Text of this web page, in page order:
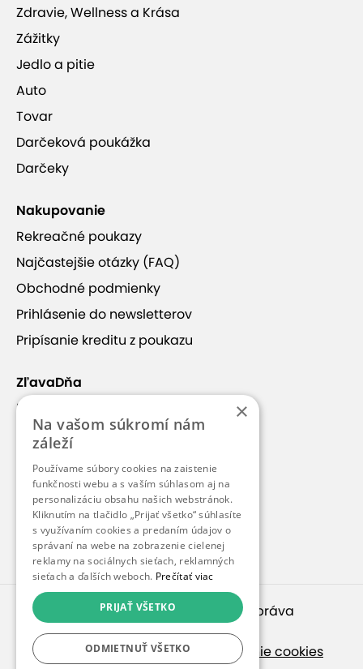
Zdravie, Wellness a Krása
Zážitky
Jedlo a pitie
Auto
Tovar
Darčeková poukážka
Darčeky
Nakupovanie
Rekreačné poukazy
Najčastejšie otázky (FAQ)
Obchodné podmienky
Prihlásenie do newsletterov
Pripísanie kreditu z poukazu
ZľavaDňa
Náš príbeh
Kontakt
Kariéra
Blog
Pre médiá
Pre partnerov
© 2010 – 2026inspirago s. r. o.
. Všetky práva
vyhradené.
Ochrana osobných údajov| Nastavenie cookies
×
Na vašom súkromí nám
záleží
Používame súbory cookies na zaistenie
funkčnosti webu a s vaším súhlasom aj na
personalizáciu obsahu našich webstránok.
Kliknutím na tlačidlo „Prijať všetko“ súhlasíte
s využívaním cookies a predaním údajov o
správaní na webe na zobrazenie cielenej
reklamy na sociálnych sieťach, reklamných
sieťach a ďalších weboch. Prečítať viac
PRIJAŤ VŠETKO
ODMIETNUŤ VŠETKO